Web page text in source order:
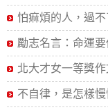
怕痲煩的人，過
勵志名言：命運
北大才女一等獎
不自律，是怎樣